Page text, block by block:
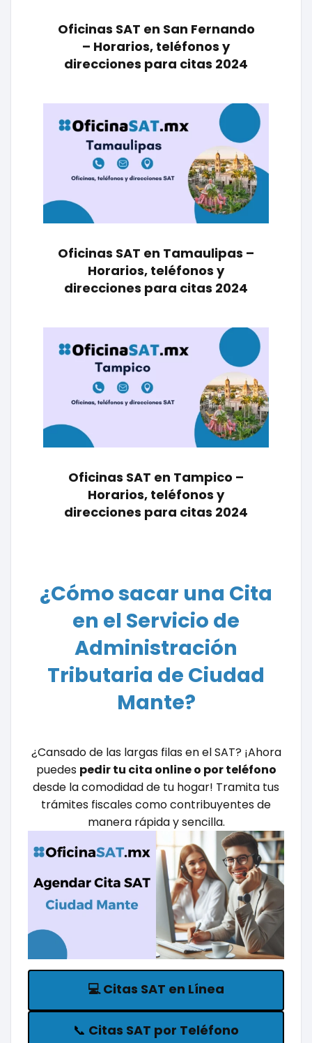
Oficinas SAT en San Fernando
– Horarios, teléfonos y
direcciones para citas 2024
Oficinas SAT en Tamaulipas –
Horarios, teléfonos y
direcciones para citas 2024
Oficinas SAT en Tampico –
Horarios, teléfonos y
direcciones para citas 2024
¿Cómo sacar una Cita
en el Servicio de
Administración
Tributaria de Ciudad
Mante?
¿Cansado de las largas filas en el SAT? ¡Ahora
puedes pedir tu cita online o por teléfono
desde la comodidad de tu hogar! Tramita tus
trámites fiscales como contribuyentes de
manera rápida y sencilla.
💻Citas SAT en Línea
📞 Citas SAT por Teléfono